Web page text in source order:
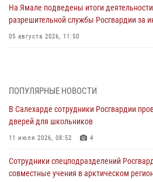
На Ямале подведены итоги
разрешительной службы Росгвардии за
05 августа 2026, 11:50
03 августа 2026, 07:21 2
Генерал-полковник Юрий Аверин
молодёжном образовательном форуме
03 августа 2026, 06:54
Директор Росгвардии Герой России
поздравил специалистов
ПОПУЛЯРНЫЕ НОВОСТИ
В Салехарде сотрудники Росгвардии
дверей для школьников
11 июля 2026, 08:52 4
Сотрудники спецподразделений
совместные учения в арктическом